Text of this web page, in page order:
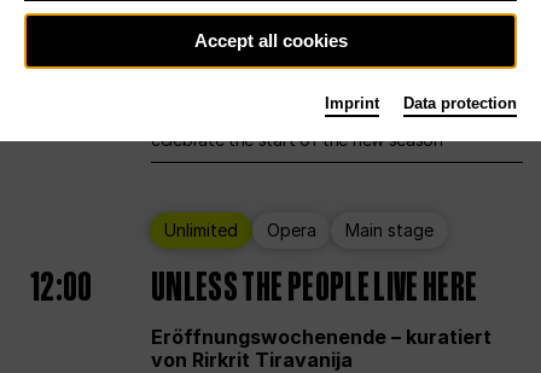
Ballet Main stage Staatsballett Berlin
12:00 Eröffnungswochenende
Deutsche Oper Berlin opens its doors to
celebrate the start of the new season
Unlimited Opera Main stage
12:00 UNLESS THE PEOPLE LIVE HERE
Eröffnungswochenende – kuratiert
von Rirkrit Tiravanija
Accept all cookies
Imprint Data protection